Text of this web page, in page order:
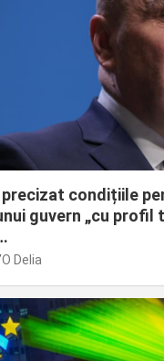
precizat condițiile
guvern „cu profil
O Delia